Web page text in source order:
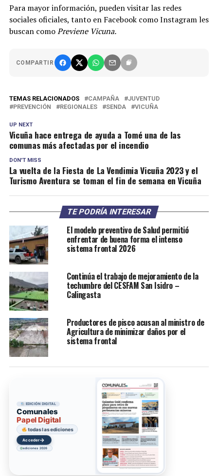
Para mayor información, pueden visitar las redes
sociales oficiales, tanto en Facebook como Instagram les
buscan comoPreviene Vicuna.
COMPARTIR
TEMAS RELACIONADOS CAMPAÑA
JUVENTUD
PREVENCIÓN
REGIONALES SENDA VICUÑA
UP NEXT
Vicuña hace entrega de ayuda a Tomé una de las
comunas más afectadas por el incendio
DON'T MISS
La vuelta de la Fiesta de La Vendimia Vicuña 2023 y el
Turismo Aventura se toman el fin de semana en Vicuña
TE PODRÍA INTERESAR
El modelo preventivo de Salud permitió
enfrentar de buena forma el intenso
sistema frontal 2026
Continúa el trabajo de mejoramiento de la
techumbre del CESFAM San Isidro –
Calingasta
Productores de pisco acusan al ministro de
Agricultura de minimizar daños por el
sistema frontal
EDICIÓN DIGITAL
Comunales
Papel Digital
todas las ediciones
Acceder→
ediciones 2026